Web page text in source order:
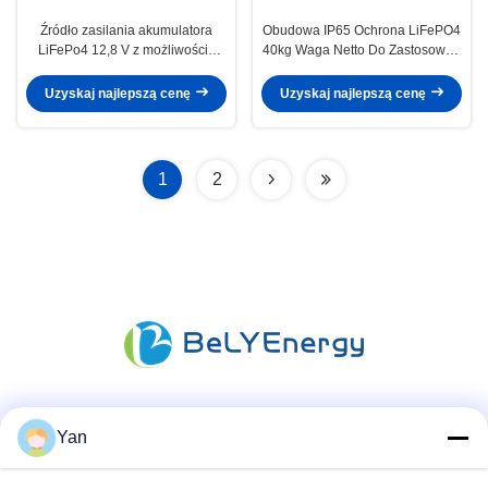
Źródło zasilania akumulatora
LiFePo4 12,8 V z możliwością
przechowywania -10-45°C, z
zabezpieczeniem przed zbyt
Uzyskaj najlepszą cenę
Obudowa IP65 Ochrona LiFePO4
40kg Waga Netto Do Zastosowań
Przemysłowych
Uzyskaj najlepszą cenę
1 2
Yan